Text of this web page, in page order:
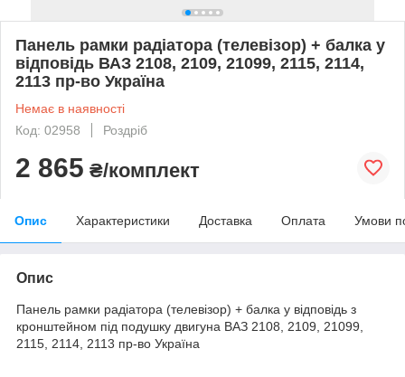
Панель рамки радіатора (телевізор) + балка у
відповідь ВАЗ 2108, 2109, 21099, 2115, 2114,
2113 пр-во Україна
Немає в наявності
Код: 02958
Роздріб
2 865 ₴/комплект
Опис Характеристики Доставка Оплата Умови
Опис
Панель рамки радіатора (телевізор) + балка у відповідь з
кронштейном під подушку двигуна ВАЗ 2108, 2109, 21099,
2115, 2114, 2113 пр-во Україна